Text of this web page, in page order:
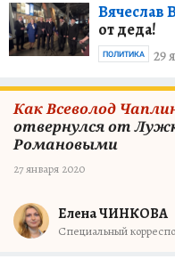
Вячеслав
от деда!
29
ПОЛИТИКА
Как Всеволод
отвернулся от
Романовыми
27 января 2020
Елена ЧИНКОВА
Специальный